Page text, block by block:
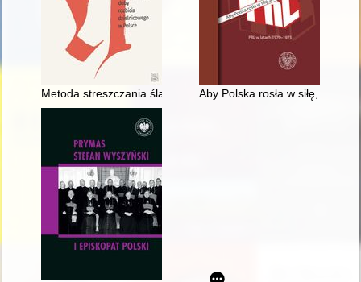
Metoda streszczania śląskiej Kroniki polskiej w rękopisie I F
Aby Polska rosła w siłę, a